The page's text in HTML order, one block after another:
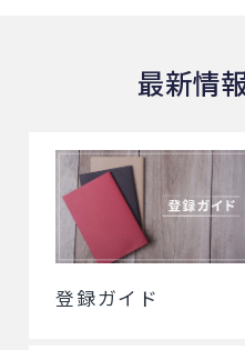
最新情
登録ガイド